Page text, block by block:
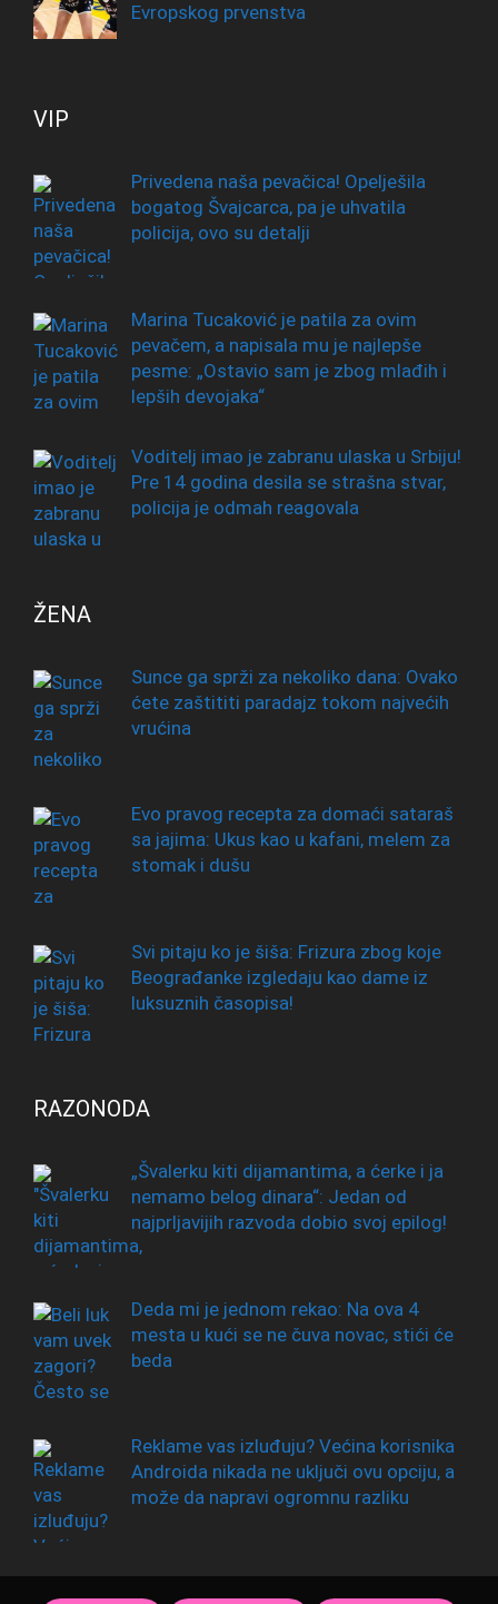
Evropskog prvenstva
VIP
Privedena naša pevačica! Opelješila
bogatog Švajcarca, pa je uhvatila
policija, ovo su detalji
Marina Tucaković je patila za ovim
pevačem, a napisala mu je najlepše
pesme: „Ostavio sam je zbog mlađih i
lepših devojaka“
Voditelj imao je zabranu ulaska u Srbiju!
Pre 14 godina desila se strašna stvar,
policija je odmah reagovala
ŽENA
Sunce ga sprži za nekoliko dana: Ovako
ćete zaštititi paradajz tokom najvećih
vrućina
Evo pravog recepta za domaći sataraš
sa jajima: Ukus kao u kafani, melem za
stomak i dušu
Svi pitaju ko je šiša: Frizura zbog koje
Beograđanke izgledaju kao dame iz
luksuznih časopisa!
RAZONODA
„Švalerku kiti dijamantima, a ćerke i ja
nemamo belog dinara“: Jedan od
najprljavijih razvoda dobio svoj epilog!
Deda mi je jednom rekao: Na ova 4
mesta u kući se ne čuva novac, stići će
beda
Reklame vas izluđuju? Većina korisnika
Androida nikada ne uključi ovu opciju, a
može da napravi ogromnu razliku